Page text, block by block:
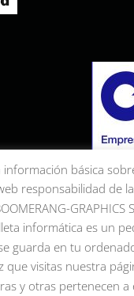
información básica
responsabilidad de
GRAPHICS
informática es un
guarda en tu
que visitas nuestra
y otras pertenecen a